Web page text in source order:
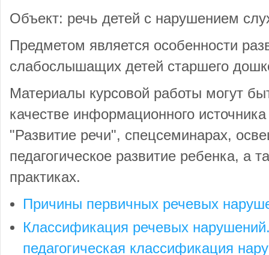
Объект: речь детей с нарушением
Предметом является особенности
слабослышащих детей старшего
Материалы курсовой работы могут
качестве информационного
"Развитие речи", спецсеминарах,
педагогическое развитие ребенка, а
практиках.
Причины первичных речевых
Классификация речевых
педагогическая классификация